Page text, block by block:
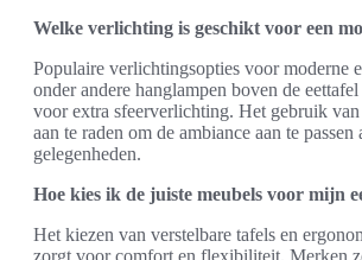
Welke verlichting is geschikt voor een
Populaire verlichtingsopties voor moderne
onder andere hanglampen boven de
voor extra sfeerverlichting. Het gebruik
aan te raden om de ambiance aan te
gelegenheden.
Hoe kies ik de juiste meubels voor mijn
Het kiezen van verstelbare tafels en